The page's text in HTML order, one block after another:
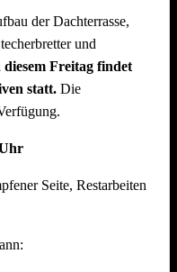
Bitte helft mit, dass
Helferinnen und Helfern
Hier können wir
nach einem
Feierabend ans
der Dachterrasse,
und
diesem Freitag findet
statt. Die
Seite, Restarbeiten